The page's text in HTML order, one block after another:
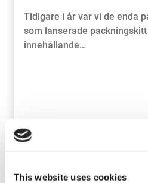
This website uses cookies
Tidigare i år var vi de enda
som lanserade
innehållande…